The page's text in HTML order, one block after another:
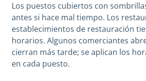
Los puestos cubiertos con
antes si hace mal tiempo. Los
establecimientos de restauración
horarios. Algunos comerciantes
cierran más tarde; se aplican los
en cada puesto.